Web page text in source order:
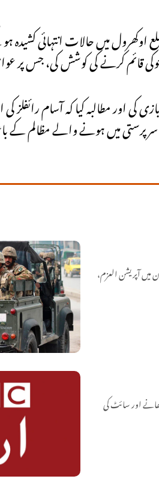
میں حالات انتہائی کشیدہ
چوکی قائم کرنے کی کوشش کی، جس پر
مطالبہ کیا کہ آسام رائفلز
میں ہونے والے مظالم کے
کے پی اور بلوچستان میں آپریشن العزم،
اور سائٹ کی